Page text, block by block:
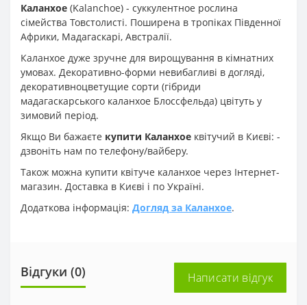
Каланхое (Kalanchoe) - суккулентное рослина
сімейства Товстолисті. Поширена в тропіках Південної
Африки, Мадагаскарі, Австралії.
Каланхое дуже зручне для вирощування в кімнатних
умовах. Декоративно-форми невибагливі в догляді,
декоративноцветущие сорти (гібриди
мадагаскарського каланхое Блоссфельда) цвітуть у
зимовий період.
Якщо Ви бажаєте купити Каланхое квітучий в Києві: -
дзвоніть нам по телефону/вайберу.
Також можна купити квітуче каланхое через Інтернет-
магазин. Доставка в Києві і по Україні.
Додаткова інформація: Догляд за Каланхое.
Відгуки (0) Написати відгук